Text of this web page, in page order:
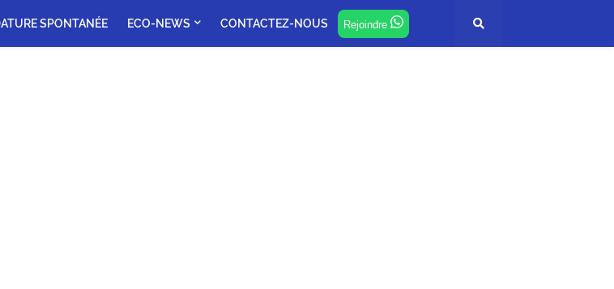
SPONTANÉE ECO-NEWS CONTACTEZ-NOUS Rejoindre